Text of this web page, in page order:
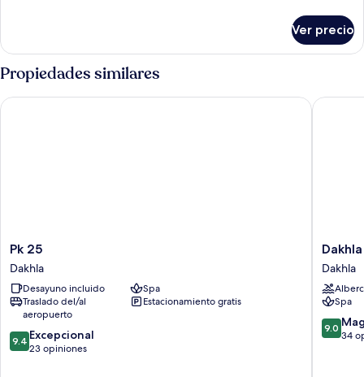
Confort
Ver precio
Propiedades similares
Pk
25
Dakhla
Pk 25
Dakhla
Desayuno incluido
Spa
Traslado del/al
aeropuerto
Estacionamiento gratis
9.4
de
9.4 Excepcional
23 opiniones
Pk 25
Dakhla
South
Bay,
Dakhla
Dakhla
Spa
9.0
de
9.0
34
Dakhla